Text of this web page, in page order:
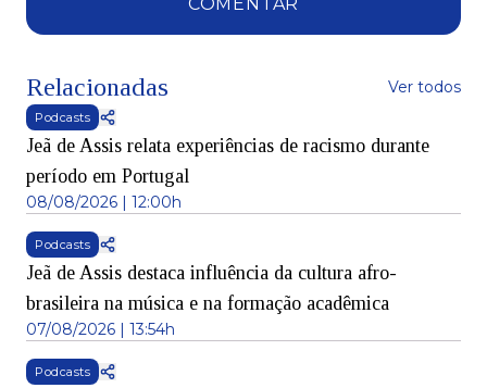
Relacionadas Ver todos
Podcasts
Jeã de Assis relata experiências de racismo durante
período em Portugal
08/08/2026 | 12:00h
Podcasts
Jeã de Assis destaca influência da cultura afro-
brasileira na música e na formação acadêmica
07/08/2026 | 13:54h
Podcasts